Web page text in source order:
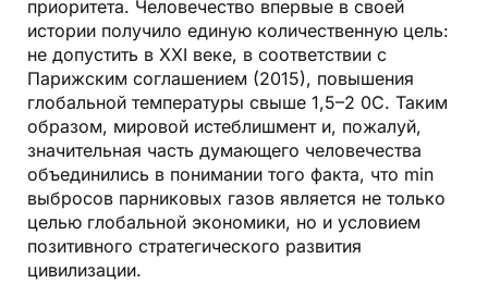
приоритета. Человечество впервые в своей
истории получило единую количественную цель:
не допустить в ХХI веке, в соответствии с
Парижским соглашением (2015), повышения
глобальной температуры свыше 1,5–2 0С. Таким
образом, мировой истеблишмент и, пожалуй,
значительная часть думающего человечества
объединились в понимании того факта, что min
выбросов парниковых газов является не только
целью глобальной экономики, но и условием
позитивного стратегического развития
цивилизации.